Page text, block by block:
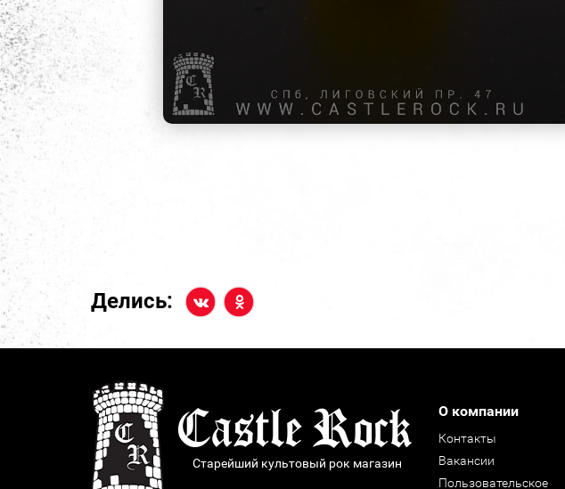
Делись:
Старейший культовый рок магазин
О компании
Контакты
Вакансии
Пользовательское